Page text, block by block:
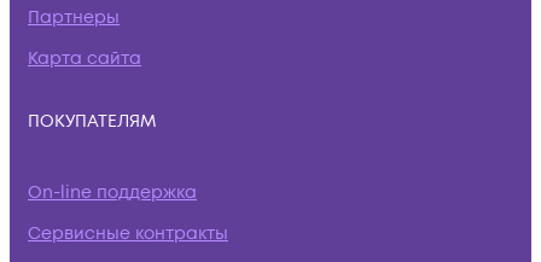
Партнеры
Карта сайта
ПОКУПАТЕЛЯМ
On-line поддержка
Сервисные контракты